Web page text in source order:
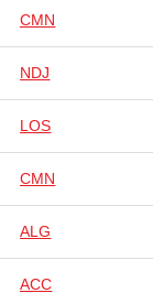
CMN
NDJ
LOS
CMN
ALG
ACC